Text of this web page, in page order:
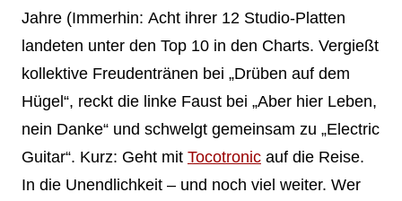
Jahre (Immerhin: Acht ihrer 12 Studio-Platten
landeten unter den Top 10 in den Charts. Vergießt
kollektive Freudentränen bei „Drüben auf dem
Hügel“, reckt die linke Faust bei „Aber hier Leben,
nein Danke“ und schwelgt gemeinsam zu „Electric
Guitar“. Kurz: Geht mit Tocotronicauf die Reise.
In die Unendlichkeit – und noch viel weiter. Wer